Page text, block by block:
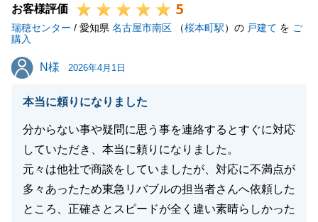
お客様評価 5
瑞穂センター / 愛知県 名古屋市南区 （桜本町駅）の 戸建て を ご
購入
N様
N様 2026年4月1日
本当に頼りになりました
分からない事や疑問に思う事を連絡するとすぐに対応
していただき、本当に頼りになりました。
元々は他社で商談をしていましたが、対応に不満点が
多々あったため東急リバブルの担当者さんへ依頼した
ところ、正確さとスピードが全く違い素晴らしかった